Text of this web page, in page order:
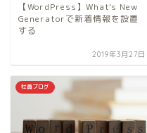
【WordPress】What's New
Generatorで新着情報を設置
する
2019年3月27日
社員ブログ